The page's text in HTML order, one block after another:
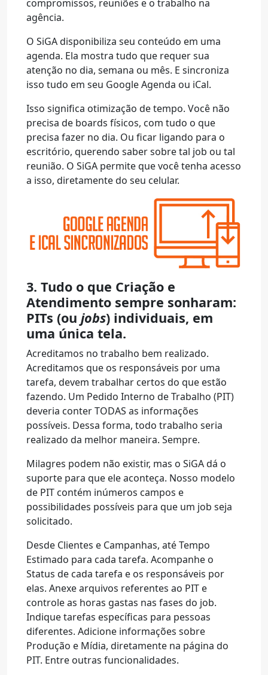
compromissos, reuniões e o trabalho na
agência.
O SiGA disponibiliza seu conteúdo em uma
agenda. Ela mostra tudo que requer sua
atenção no dia, semana ou mês. E sincroniza
isso tudo em seu Google Agenda ou iCal.
Isso significa otimização de tempo. Você não
precisa de boards físicos, com tudo o que
precisa fazer no dia. Ou ficar ligando para o
escritório, querendo saber sobre tal job ou tal
reunião. O SiGA permite que você tenha acesso
a isso, diretamente do seu celular.
3. Tudo o que Criação e
Atendimento sempre sonharam:
PITs (ou jobs) individuais, em
uma única tela.
Acreditamos no trabalho bem realizado.
Acreditamos que os responsáveis por uma
tarefa, devem trabalhar certos do que estão
fazendo. Um Pedido Interno de Trabalho (PIT)
deveria conter TODAS as informações
possíveis. Dessa forma, todo trabalho seria
realizado da melhor maneira. Sempre.
Milagres podem não existir, mas o SiGA dá o
suporte para que ele aconteça. Nosso modelo
de PIT contém inúmeros campos e
possibilidades possíveis para que um job seja
solicitado.
Desde Clientes e Campanhas, até Tempo
Estimado para cada tarefa. Acompanhe o
Status de cada tarefa e os responsáveis por
elas. Anexe arquivos referentes ao PIT e
controle as horas gastas nas fases do job.
Indique tarefas específicas para pessoas
diferentes. Adicione informações sobre
Produção e Mídia, diretamente na página do
PIT. Entre outras funcionalidades.